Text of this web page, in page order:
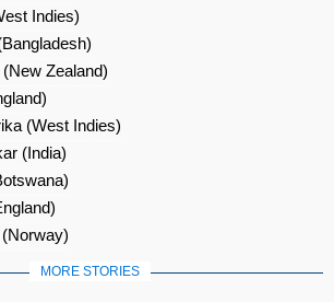
Indies)
Zealand)
(West Indies)
(India)
MORE STORIES